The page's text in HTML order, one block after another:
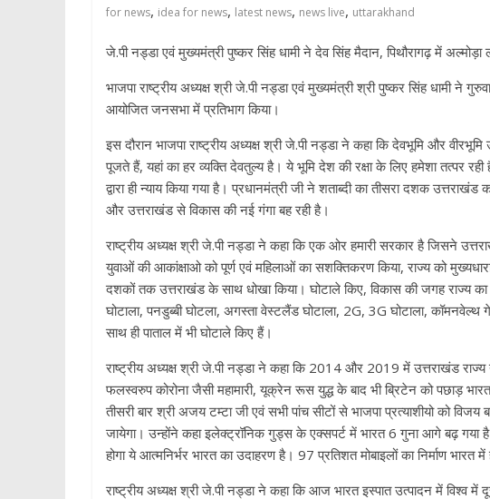
for news, idea for news, latest news, news live, uttarakhand
जे.पी नड्डा एवं मुख्यमंत्री पुष्कर सिंह धामी ने देव सिंह मैदान, पिथौरागढ़ में
भाजपा राष्ट्रीय अध्यक्ष श्री जे.पी नड्डा एवं मुख्यमंत्री श्री पुष्कर सिंह धामी ने
आयोजित जनसभा में प्रतिभाग किया।
इस दौरान भाजपा राष्ट्रीय अध्यक्ष श्री जे.पी नड्डा ने कहा कि देवभूमि और
पूजते हैं, यहां का हर व्यक्ति देवतुल्य है। ये भूमि देश की रक्षा के लिए हमेशा तत्पर
द्वारा ही न्याय किया गया है। प्रधानमंत्री जी ने शताब्दी का तीसरा दशक
और उत्तराखंड से विकास की नई गंगा बह रही है।
राष्ट्रीय अध्यक्ष श्री जे.पी नड्डा ने कहा कि एक ओर हमारी सरकार है जिसने
युवाओं की आकांक्षाओ को पूर्ण एवं महिलाओं का सशक्तिकरण किया, राज्य को
दशकों तक उत्तराखंड के साथ धोखा किया। घोटाले किए, विकास की जगह राज्य का
घोटाला, पनडुब्बी घोटला, अगस्ता वेस्टलैंड घोटाला, 2G, 3G घोटाला,
साथ ही पाताल में भी घोटाले किए हैं।
राष्ट्रीय अध्यक्ष श्री जे.पी नड्डा ने कहा कि 2014 और 2019 में उत्तराखंड
फलस्वरुप कोरोना जैसी महामारी, यूक्रेन रूस युद्ध के बाद भी ब्रिटेन को पछाड़
तीसरी बार श्री अजय टम्टा जी एवं सभी पांच सीटों से भाजपा प्रत्याशीयो को
जायेगा। उन्होंने कहा इलेक्ट्रॉनिक गुड्स के एक्सपर्ट में भारत 6 गुना आगे बढ़
होगा ये आत्मनिर्भर भारत का उदाहरण है। 97 प्रतिशत मोबाइलों का निर्माण भारत में
राष्ट्रीय अध्यक्ष श्री जे.पी नड्डा ने कहा कि आज भारत इस्पात उत्पादन में विश्व में